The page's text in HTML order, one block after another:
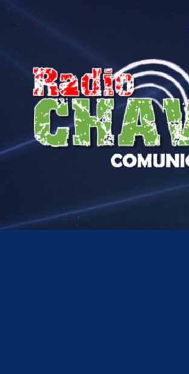
04
sábado, agosto 8, 2026